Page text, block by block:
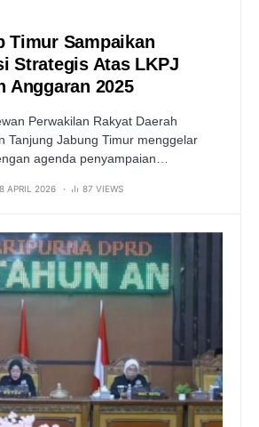
Timur Sampaikan
Strategis Atas LKPJ
Anggaran 2025
Perwakilan Rakyat Daerah
Tanjung Jabung Timur menggelar
agenda penyampaian…
APRIL 2026 87 VIEWS